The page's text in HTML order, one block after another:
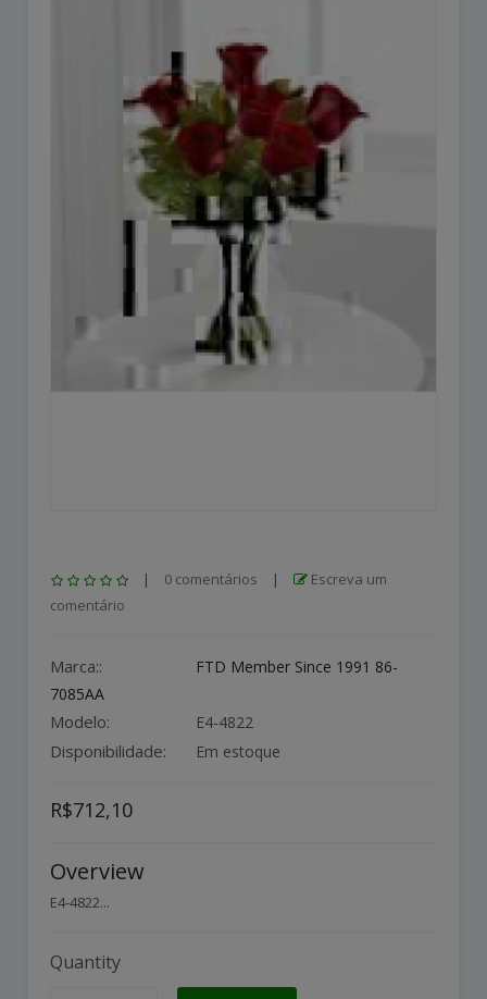
| 0 comentários |
Escreva um
comentário
Marca::
FTD Member Since 1991 86-
7085AA
Modelo: E4-4822
Disponibilidade: Em estoque
R$712,10
Overview
E4-4822...
Quantity